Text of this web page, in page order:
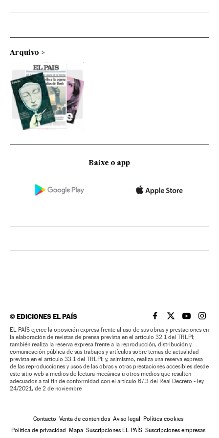
Arquivo
Baixe o app
©EDICIONES EL PAÍS EL PAÍS BRASIL EN
EL PAÍSEL PAÍS
EL
EL PAÍS ejerce la oposición expresa frente al uso de sus obras y prestaciones en
la elaboración de revistas de prensa prevista en el artículo 32.1 del TRLPI;
también realiza la reserva expresa frente a la reproducción, distribución y
comunicación pública de sus trabajos y artículos sobre temas de actualidad
prevista en el artículo 33.1 del TRLPI; y, asimismo, realiza una reserva expresa
de las reproducciones y usos de las obras y otras prestaciones accesibles desde
este sitio web a medios de lectura mecánica u otros medios que resulten
adecuados a tal fin de conformidad con el artículo 67.3 del Real Decreto - ley
24/2021, de 2 de noviembre
Contacto Venta de contenidos Aviso legal
Política cookies
Política de privacidad
Mapa Suscripciones EL PAÍS Suscripciones empresas